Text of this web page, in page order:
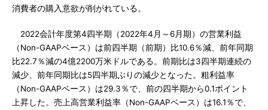
消費者の購入意欲が削がれている。
2022会計年度第4四半期（2022年4月～6月期）の営業利益
（Non-GAAPベース）は前四半期（前期）比10.6％減、前年同期
比22.7％減の4億2200万米ドルである。前期比は3四半期連続の
減少、前年同期比は5四半期ぶりの減少となった。粗利益率
（Non-GAAPベース）は29.3％で、前の四半期から0.1ポイント
上昇した。売上高営業利益率（Non-GAAPベース）は16.1％で、